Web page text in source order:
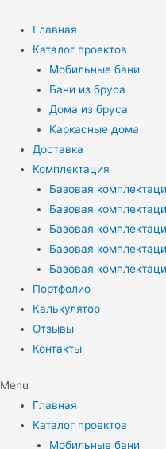
содержимому
Главная
Каталог проектов
Мобильные бани
Бани из бруса
Дома из бруса
Каркасные дома
Доставка
Комплектация
Базовая
Базовая
Базовая
Базовая
Базовая
Портфолио
Калькулятор
Отзывы
Контакты
Menu
Главная
Каталог проектов
Мобильные бани